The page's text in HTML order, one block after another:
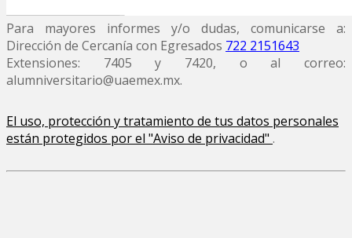
Para mayores informes y/o dudas, comunicarse a:
Dirección de Cercanía con Egresados 722 2151643
Extensiones: 7405 y 7420, o al correo:
alumniversitario@uaemex.mx.
El uso, protección y tratamiento de tus datos personales
están protegidos por el "Aviso de privacidad" .